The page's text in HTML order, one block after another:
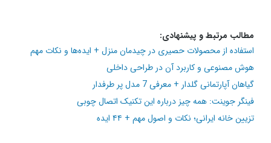
مطالب مرتبط و پیشنهادی:
استفاده از محصولات حصیری در چیدمان منزل + ایده‌ها و نکات مهم
هوش مصنوعی و کاربرد آن در طراحی داخلی
گیاهان آپارتمانی گلدار + معرفی 7 مدل پر طرفدار
فینگر جوینت: همه چیز درباره این تکنیک اتصال چوبی
تزیین خانه ایرانی؛ نکات و اصول مهم +‌ ۴۴ ایده